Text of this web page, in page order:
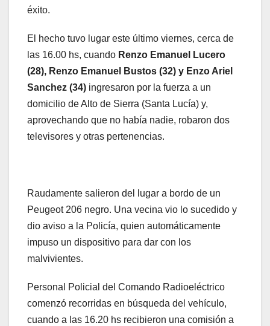
éxito.
El hecho tuvo lugar este último viernes, cerca de
las 16.00 hs, cuando Renzo Emanuel Lucero
(28), Renzo Emanuel Bustos (32) y Enzo Ariel
Sanchez (34) ingresaron por la fuerza a un
domicilio de Alto de Sierra (Santa Lucía) y,
aprovechando que no había nadie, robaron dos
televisores y otras pertenencias.
Raudamente salieron del lugar a bordo de un
Peugeot 206 negro. Una vecina vio lo sucedido y
dio aviso a la Policía, quien automáticamente
impuso un dispositivo para dar con los
malvivientes.
Personal Policial del Comando Radioeléctrico
comenzó recorridas en búsqueda del vehículo,
cuando a las 16.20 hs recibieron una comisión a